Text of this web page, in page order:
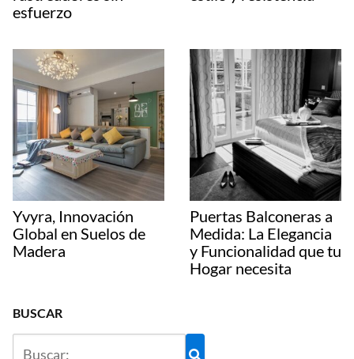
esfuerzo
Yvyra, Innovación
Global en Suelos de
Madera
Puertas Balconeras a
Medida: La Elegancia
y Funcionalidad que tu
Hogar necesita
BUSCAR